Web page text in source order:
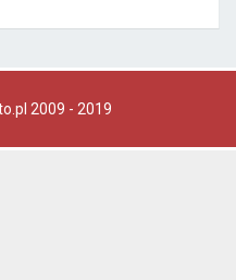
2009 - 2019